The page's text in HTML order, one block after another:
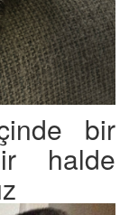
bir
halde